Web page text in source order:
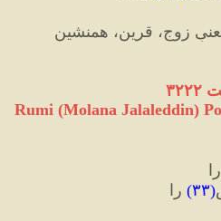
زوج، قرین، همنشین
Rumi (Molana Jalaleddin)
(۳۳) را